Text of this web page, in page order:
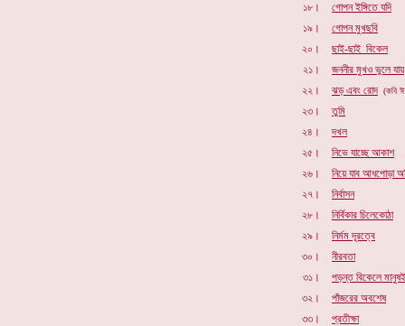
গোপন ইঙ্গিতে যদি
গোপন মুখছবি
ছাই-ছাই বিকেল
জননীর মুখও ভুলে যায়
ঝড় এবং রোদ (কবি
তুমি
দখল
নিভে যাচ্ছে আকাশ
নিয়ে যাব আধপোড়া
নির্বাসন
নির্বিকার চিলেকোঠা
নির্মম দূরত্বে
নীরবতা
পড়ন্ত বিকেলে
পাঁজরের অবশেষ
প্রতীক্ষা
১৮।
১৯।
২০।
২১।
২২।
২৩।
২৪।
২৫।
২৬।
২৭।
২৮।
২৯।
৩০।
৩১।
৩২।
৩৩।